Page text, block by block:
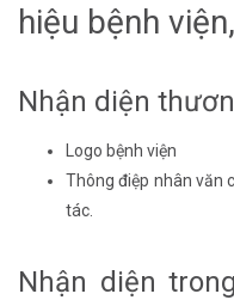
hiệu bệnh
Nhận diện
Logo bệnh viện
Thông điệp nhân văn
tác.
Nhận diện